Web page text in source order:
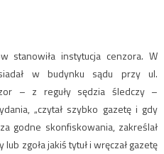
stanowiła instytucja cenzora. W
w budynku sądu przy ul.
– z reguły sędzia śledczy –
„czytał szybko gazetę i gdy
godne skonfiskowania, zakreślał
zgoła jakiś tytuł i wręczał gazetę